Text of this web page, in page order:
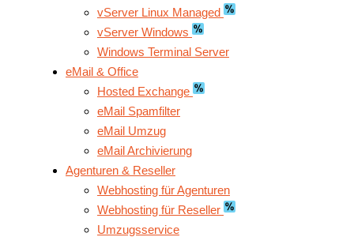
vServer Linux Managed
vServer Windows
Windows Terminal Server
eMail & Office
Hosted Exchange
eMail Spamfilter
eMail Umzug
eMail Archivierung
Agenturen & Reseller
Webhosting für Agenturen
Webhosting für Reseller
Umzugsservice